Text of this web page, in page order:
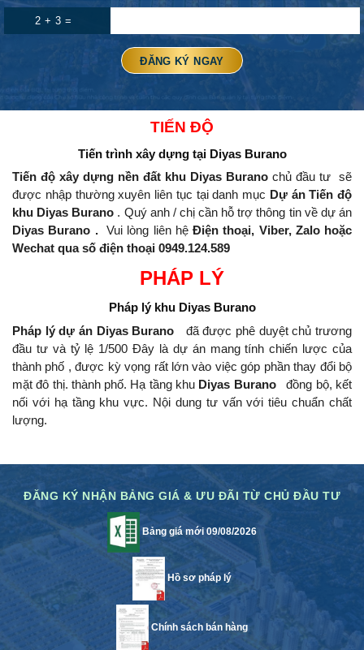
2 + 3 =
TIẾN ĐỘ
Tiến trình xây dựng tại Diyas Burano
Tiến độ xây dựng nền đất khu Diyas Burano chủ đầu tư sẽ
được nhập thường xuyên liên tục tại danh mục Dự án Tiến độ
khu Diyas Burano . Quý anh / chị cần hỗ trợ thông tin về dự án
Diyas Burano . Vui lòng liên hệ Điện thoại, Viber, Zalo hoặc
Wechat qua số điện thoại 0949.124.589
PHÁP LÝ
Pháp lý khuDiyas Burano
Pháp lý dự án Diyas Burano
đã được phê duyệt chủ trương
đầu tư và tỷ lệ 1/500 Đây là dự án mang tính chiến lược của
thành phố , được kỳ vọng rất lớn vào việc góp phần thay đổi bộ
mặt đô thị. thành phố. Hạ tầng khu Diyas Burano
đồng bộ, kết
nối với hạ tầng khu vực. Nội dung tư vấn với tiêu chuẩn chất
lượng.
ĐĂNG KÝ NHẬN BẢNG GIÁ & ƯU ĐÃI TỪ CHỦ ĐẦU TƯ
Bảng giá mới 09/08/2026
Hồ sơ pháp lý
Chính sách bán hàng